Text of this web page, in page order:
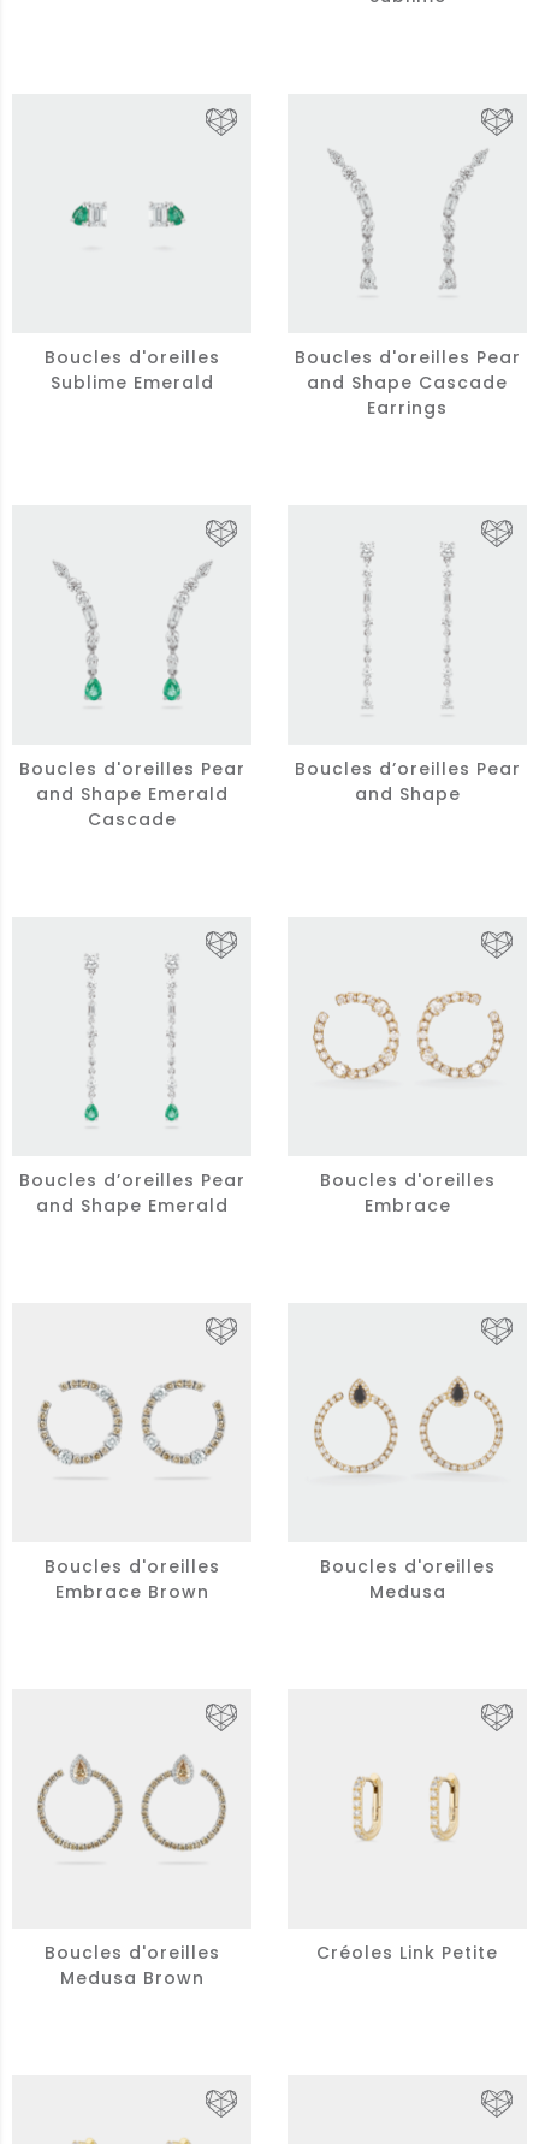
Boucles d'oreilles
Sublime Emerald
Boucles d'oreilles Pear
and Shape Cascade
Earrings
Boucles d'oreilles Pear
and Shape Emerald
Cascade
Boucles d’oreilles Pear
and Shape
Boucles d’oreilles Pear
and Shape Emerald
Boucles d'oreilles
Embrace
Boucles d'oreilles
Embrace Brown
Boucles d'oreilles
Medusa
Boucles d'oreilles
Medusa Brown
Créoles Link Petite